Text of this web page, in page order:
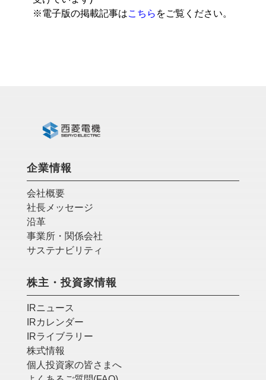
※電子版の掲載記事はこちら をご覧ください。
企業情報
会社概要
社長メッセージ
沿革
事業所・関係会社
サステナビリティ
株主・投資家情報
IRニュース
IRカレンダー
IRライブラリー
株式情報
個人投資家の皆さまへ